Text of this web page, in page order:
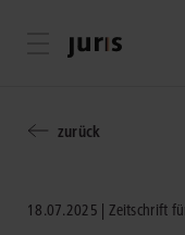
Menü öffnen
zurück
18.07.2025 Zeitschrift